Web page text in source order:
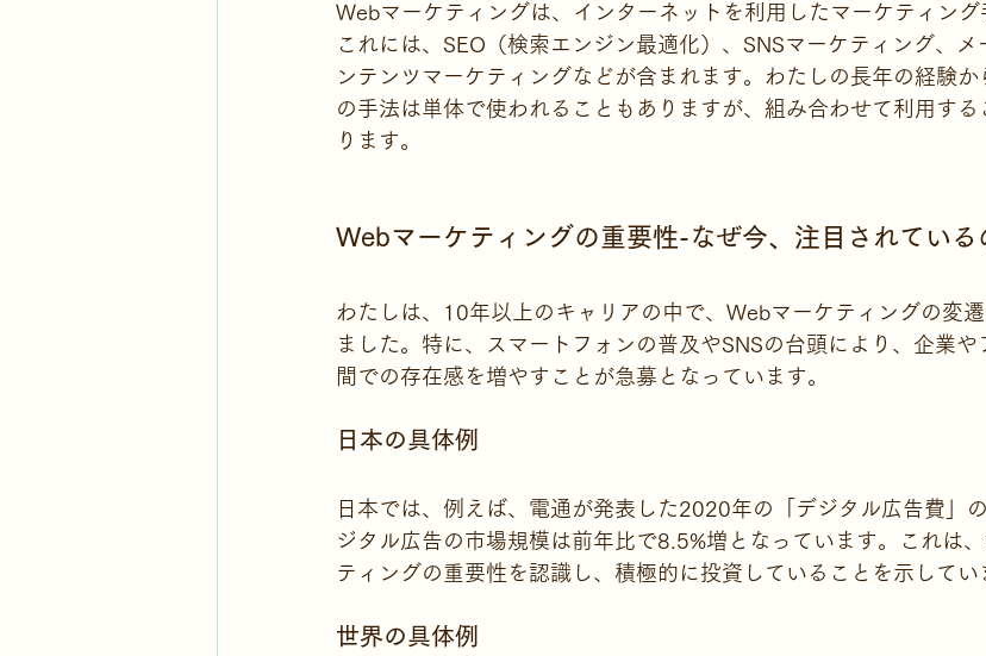
Webマーケティングは、インターネットを利用したマーケティング
これには、SEO（検索エンジン最適化）、SNSマーケティング、メ
ンテンツマーケティングなどが含まれます。わたしの長年の経験
の手法は単体で使われることもありますが、組み合わせて利用す
ります。
Webマーケティングの重要性-なぜ今、注目されている
わたしは、10年以上のキャリアの中で、Webマーケティングの変
ました。特に、スマートフォンの普及やSNSの台頭により、企業
間での存在感を増やすことが急募となっています。
日本の具体例
日本では、例えば、電通が発表した2020年の「デジタル広告費」
ジタル広告の市場規模は前年比で8.5%増となっています。これは
ティングの重要性を認識し、積極的に投資していることを示してい
世界の具体例